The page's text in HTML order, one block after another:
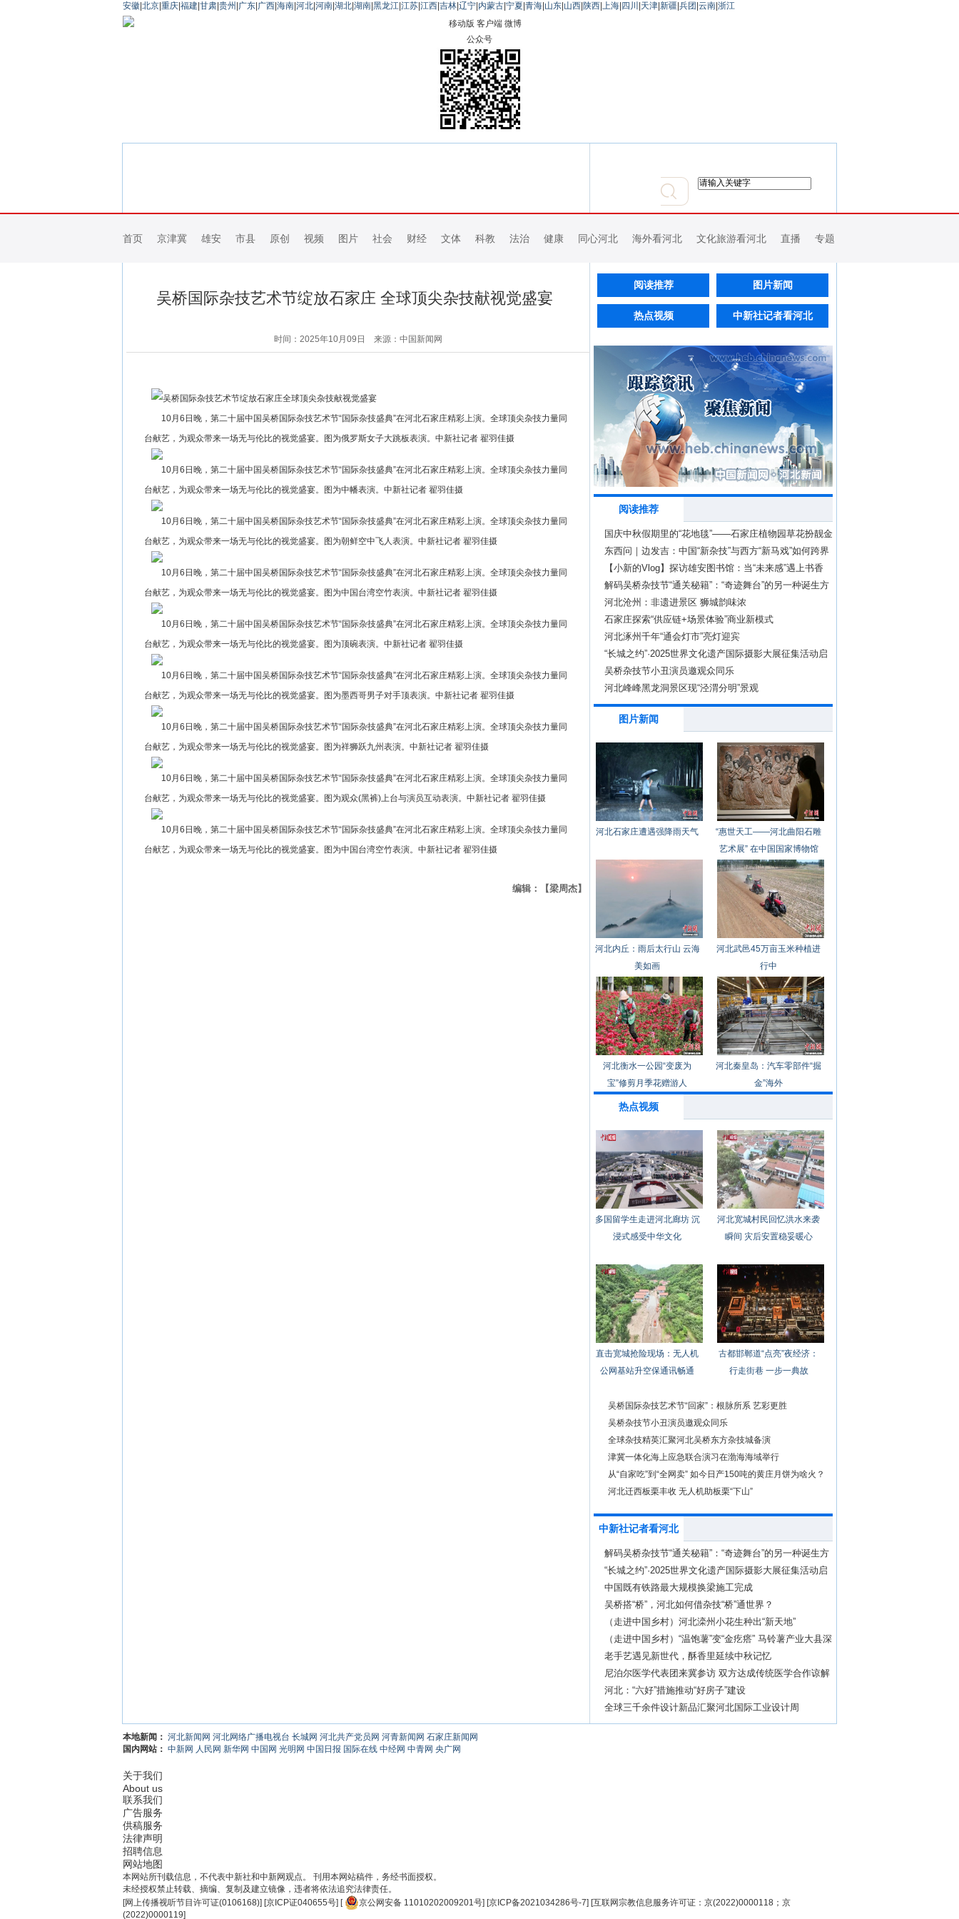
安徽 北京 重庆 福建 甘肃 贵州 广东 广西 海南 河北 河南 湖北 湖南 黑龙江 江苏 江西 吉林 辽宁 内蒙古 宁夏 青海 山东 山西 陕西 上海 四川 天津 新疆 兵团 云南 浙江
移动版 客户端 微博
公众号
首页 京津冀 雄安 市县 原创 视频 图片 社会 财经 文体 科教 法治 健康 同心河北 海外看河北 文化旅游看河北 直播 专题
吴桥国际杂技艺术节绽放石家庄 全球顶尖杂技献视觉盛宴
时间：2025年10月09日 来源：中国新闻网
10月6日晚，第二十届中国吴桥国际杂技艺术节“国际杂技盛典”在河北石家庄精彩上演。全球顶尖杂技力量同
台献艺，为观众带来一场无与伦比的视觉盛宴。图为俄罗斯女子大跳板表演。中新社记者 翟羽佳摄
10月6日晚，第二十届中国吴桥国际杂技艺术节“国际杂技盛典”在河北石家庄精彩上演。全球顶尖杂技力量同
台献艺，为观众带来一场无与伦比的视觉盛宴。图为中幡表演。中新社记者 翟羽佳摄
10月6日晚，第二十届中国吴桥国际杂技艺术节“国际杂技盛典”在河北石家庄精彩上演。全球顶尖杂技力量同
台献艺，为观众带来一场无与伦比的视觉盛宴。图为朝鲜空中飞人表演。中新社记者 翟羽佳摄
10月6日晚，第二十届中国吴桥国际杂技艺术节“国际杂技盛典”在河北石家庄精彩上演。全球顶尖杂技力量同
台献艺，为观众带来一场无与伦比的视觉盛宴。图为中国台湾空竹表演。中新社记者 翟羽佳摄
10月6日晚，第二十届中国吴桥国际杂技艺术节“国际杂技盛典”在河北石家庄精彩上演。全球顶尖杂技力量同
台献艺，为观众带来一场无与伦比的视觉盛宴。图为顶碗表演。中新社记者 翟羽佳摄
10月6日晚，第二十届中国吴桥国际杂技艺术节“国际杂技盛典”在河北石家庄精彩上演。全球顶尖杂技力量同
台献艺，为观众带来一场无与伦比的视觉盛宴。图为墨西哥男子对手顶表演。中新社记者 翟羽佳摄
10月6日晚，第二十届中国吴桥国际杂技艺术节“国际杂技盛典”在河北石家庄精彩上演。全球顶尖杂技力量同
台献艺，为观众带来一场无与伦比的视觉盛宴。图为祥狮跃九州表演。中新社记者 翟羽佳摄
10月6日晚，第二十届中国吴桥国际杂技艺术节“国际杂技盛典”在河北石家庄精彩上演。全球顶尖杂技力量同
台献艺，为观众带来一场无与伦比的视觉盛宴。图为观众(黑裤)上台与演员互动表演。中新社记者 翟羽佳摄
10月6日晚，第二十届中国吴桥国际杂技艺术节“国际杂技盛典”在河北石家庄精彩上演。全球顶尖杂技力量同
台献艺，为观众带来一场无与伦比的视觉盛宴。图为中国台湾空竹表演。中新社记者 翟羽佳摄
编辑：【梁周杰】
阅读推荐 图片新闻
热点视频 中新社记者看河北
阅读推荐
国庆中秋假期里的“花地毯”——石家庄植物园草花扮靓金
秋
东西问｜边发吉：中国“新杂技”与西方“新马戏”如何跨界
融合？
【小新的Vlog】探访雄安图书馆：当“未来感”遇上书香
解码吴桥杂技节“通关秘籍”：“奇迹舞台”的另一种诞生方
式
河北沧州：非遗进景区 狮城韵味浓
石家庄探索“供应链+场景体验”商业新模式
河北涿州千年“通会灯市”亮灯迎宾
“长城之约”·2025世界文化遗产国际摄影大展征集活动启
动
吴桥杂技节小丑演员邀观众同乐
河北峰峰黑龙洞景区现“泾渭分明”景观
图片新闻
河北石家庄遭遇强降雨天气
“惠世天工——河北曲阳石雕
艺术展” 在中国国家博物馆
开幕
河北内丘：雨后太行山 云海
美如画
河北武邑45万亩玉米种植进
行中
河北衡水一公园“变废为
宝”修剪月季花赠游人
河北秦皇岛：汽车零部件“掘
金”海外
热点视频
多国留学生走进河北廊坊 沉
浸式感受中华文化
河北宽城村民回忆洪水来袭
瞬间 灾后安置稳妥暖心
直击宽城抢险现场：无人机
公网基站升空保通讯畅通
古都邯郸道“点亮”夜经济：
行走街巷 一步一典故
吴桥国际杂技艺术节“回家”：根脉所系 艺彩更胜
吴桥杂技节小丑演员邀观众同乐
全球杂技精英汇聚河北吴桥东方杂技城备演
津冀一体化海上应急联合演习在渤海海域举行
从“自家吃”到“全网卖” 如今日产150吨的黄庄月饼为啥火？
河北迁西板栗丰收 无人机助板栗“下山”
中新社记者看河北
解码吴桥杂技节“通关秘籍”：“奇迹舞台”的另一种诞生方
式
“长城之约”·2025世界文化遗产国际摄影大展征集活动启
动
中国既有铁路最大规模换梁施工完成
吴桥搭“桥”，河北如何借杂技“桥”通世界？
（走进中国乡村）河北滦州小花生种出“新天地”
（走进中国乡村）“温饱薯”变“金疙瘩” 马铃薯产业大县深
加工引客来
老手艺遇见新世代，酥香里延续中秋记忆
尼泊尔医学代表团来冀参访 双方达成传统医学合作谅解
备忘录
河北：“六好”措施推动“好房子”建设
全球三千余件设计新品汇聚河北国际工业设计周
本地新闻： 河北新闻网 河北网络广播电视台 长城网 河北共产党员网 河青新闻网 石家庄新闻网
国内网站： 中新网 人民网 新华网 中国网 光明网 中国日报 国际在线 中经网 中青网 央广网
关于我们
About us
联系我们
广告服务
供稿服务
法律声明
招聘信息
网站地图
本网站所刊载信息，不代表中新社和中新网观点。 刊用本网站稿件，务经书面授权。
未经授权禁止转载、摘编、复制及建立镜像，违者将依法追究法律责任。
[网上传播视听节目许可证(0106168)] [京ICP证040655号] [ 京公网安备 11010202009201号] [京ICP备2021034286号-7] [互联网宗教信息服务许可证：京(2022)0000118；京
(2022)0000119]